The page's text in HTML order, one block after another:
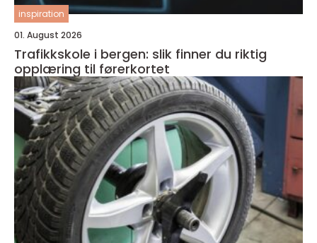
inspiration
01. August 2026
Trafikkskole i bergen: slik finner du riktig
opplæring til førerkortet